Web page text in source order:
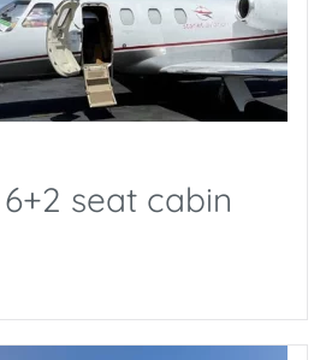
6+2 seat cabin